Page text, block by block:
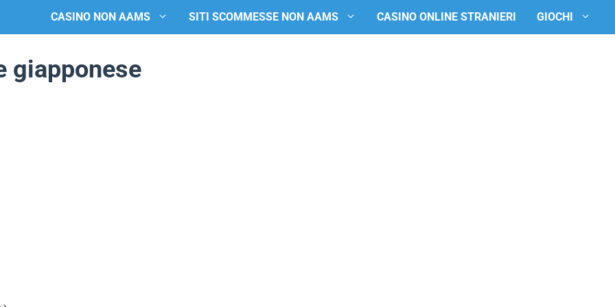
CASINO NON AAMS SITI SCOMMESSE NON AAMS CASINO ONLINE STRANIERI GIOCHI
giapponese